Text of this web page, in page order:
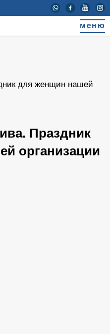
меню
для женщин нашей
Праздник
организации